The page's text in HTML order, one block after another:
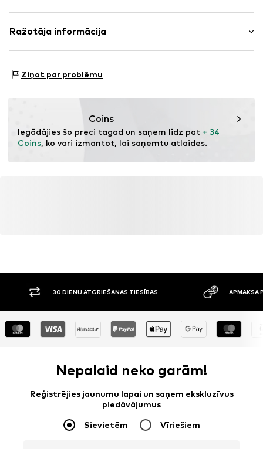
Preces Nr. MTI99tm001000006
Virsmateriāls: 100% Poliesters - PES
Ražotāja informācija
03-844 Warsaw
Ziņot par problēmu
Coins
Iegādājies šo preci tagad un saņem līdz pat + 34
Coins, ko vari izmantot, lai saņemtu atlaides.
30 DIENU ATGRIEŠANAS TIESĪBAS APMAKSA
Nepalaid neko garām!
Reģistrējies jaunumu lapai un saņem ekskluzīvus
piedāvājumus
Sievietēm Vīriešiem